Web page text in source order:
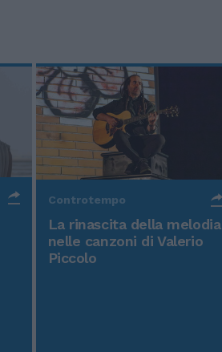
Controtempo
La rinascita della melodia
nelle canzoni di Valerio
Piccolo